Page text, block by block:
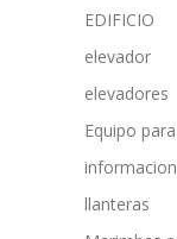
EDIFICIO
elevador
elevadores
Equipo
informacion
llanteras